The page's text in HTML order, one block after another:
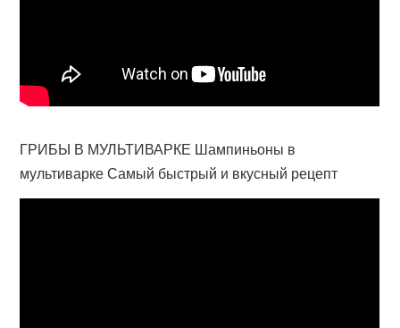
ГРИБЫ В МУЛЬТИВАРКЕ Шампиньоны в
мультиварке Самый быстрый и вкусный рецепт